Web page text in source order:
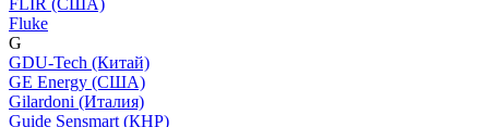
FLIR (США)
Fluke
G
GDU-Tech (Китай)
GE Energy (США)
Gilardoni (Италия)
Guide Sensmart (КНР)